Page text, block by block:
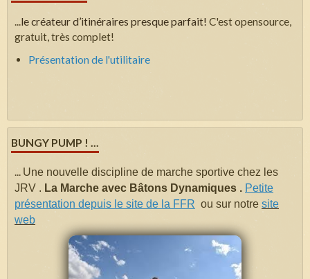
...le créateur d’itinéraires presque parfait! C'est opensource,
gratuit, très complet!
Présentation de l'utilitaire
BUNGY PUMP ! ...
... Une nouvelle discipline de marche sportive chez les
JRV . La Marche avec Bâtons Dynamiques . Petite
présentation depuis le site de la FFR ou sur notre site
web